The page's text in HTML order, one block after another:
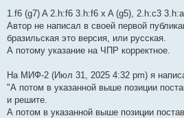
1.f6 (g7) A 2.h:f6 3.h:f6 x A (g5), 2.h:c3
Автор не написал в своей первой
бразильская это версия, или русская.
А потому указание на ЧПР корректное.
На МИФ-2 (Июл 31, 2025 4:32 pm) я
"А потом в указанной выше позиции
и решите.
А потом в указанной выше позиции